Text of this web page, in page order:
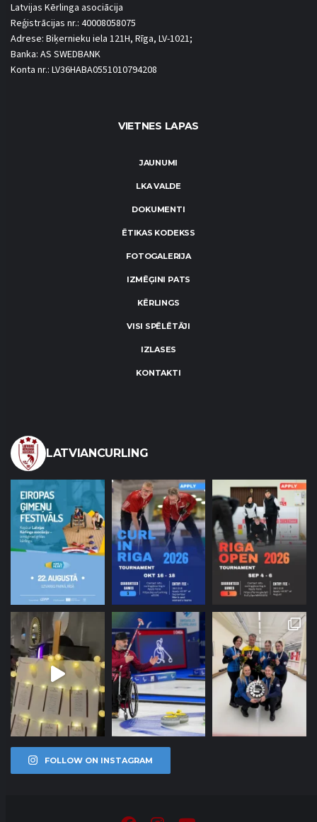
Latvijas Kērlinga asociācija
Reģistrācijas nr.: 40008058075
Adrese: Biķernieku iela 121H, Rīga, LV-1021;
Banka: AS SWEDBANK
Konta nr.: LV36HABA0551010794208
VIETNES LAPAS
JAUNUMI
LKA VALDE
DOKUMENTI
ĒTIKAS KODEKSS
FOTOGALERIJA
IZMĒĢINI PATS
KĒRLINGS
VISI SPĒLĒTĀJI
IZLASES
KONTAKTI
LATVIANCURLING
FOLLOW ON INSTAGRAM